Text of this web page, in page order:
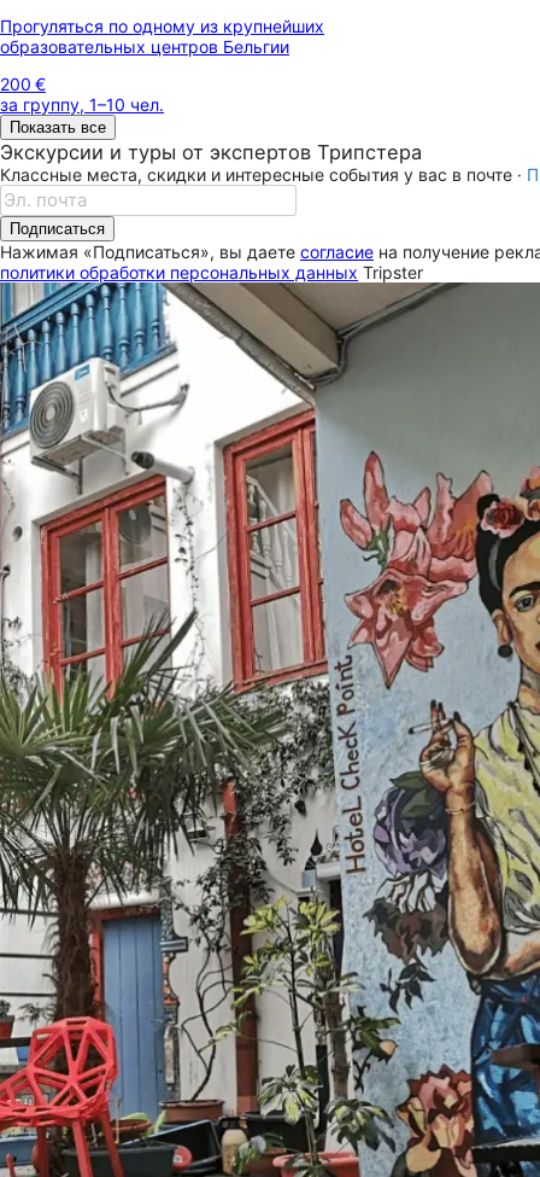
Прогуляться по одному из крупнейших
образовательных центров Бельгии
200 €
за группу, 1–10 чел.
Показать все
Экскурсии и туры от экспертов Трипстера
Классные места, скидки и интересные события у вас в почте ·
Подписаться
Нажимая «Подписаться», вы даете согласие на получение
политики обработки персональных данных Tripster